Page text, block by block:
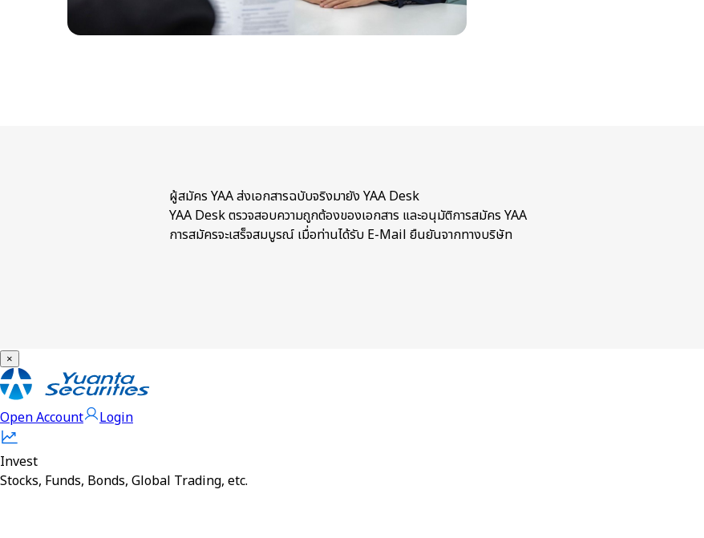
ผู้สมัคร YAA ส่งเอกสารฉบับจริงมายัง YAA Desk
YAA Desk ตรวจสอบความถูกต้องของเอกสาร และอนุมัติการสมัคร YAA
การสมัครจะเสร็จสมบูรณ์ เมื่อท่านได้รับ E-Mail ยืนยันจากทางบริษัท
×
Open Account Login
Invest
Stocks, Funds, Bonds, Global Trading, etc.